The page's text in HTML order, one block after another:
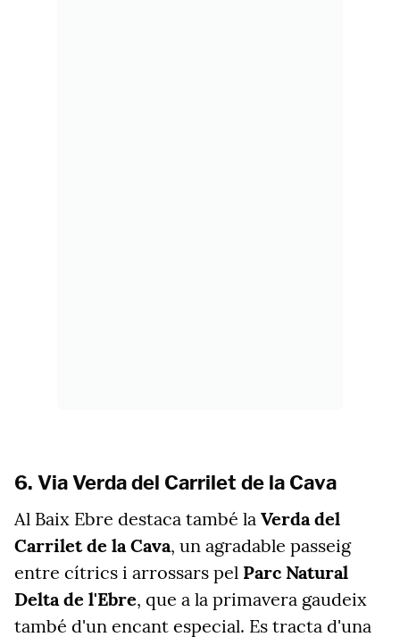
6. Via Verda del Carrilet de la Cava
Al Baix Ebre destaca també la Verda del
Carrilet de la Cava, un agradable passeig
entre cítrics i arrossars pel Parc Natural
Delta de l'Ebre, que a la primavera gaudeix
també d'un encant especial. Es tracta d'una